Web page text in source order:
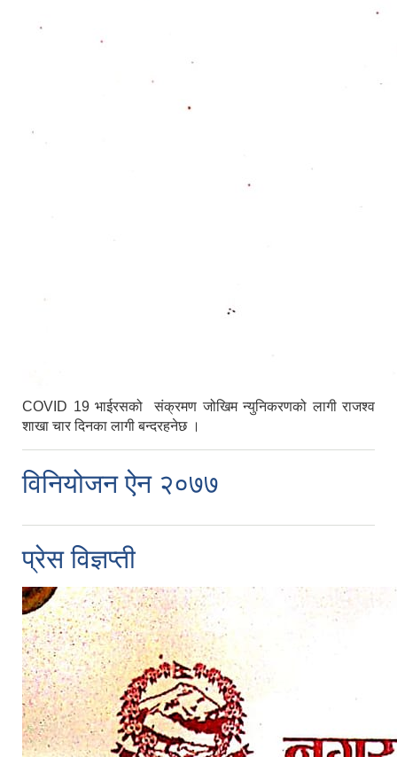
COVID 19 भाईरसको संक्रमण जोखिम न्युनिकरणको लागी राजश्व
शाखा चार दिनका लागी बन्दरहनेछ ।
विनियोजन ऐन २०७७
प्रेस विज्ञप्ती